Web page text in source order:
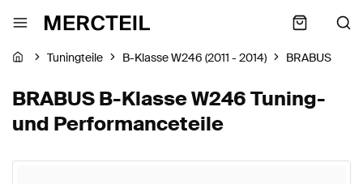
Tuningteile B-Klasse W246 (2011 - 2014) BRABUS
BRABUS B-Klasse W246 Tuning-
und Performanceteile